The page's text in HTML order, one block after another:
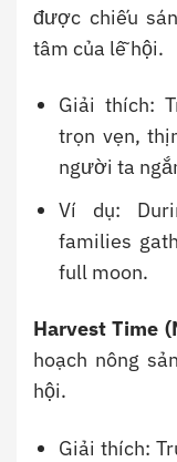
được chiếu
tâm của lễ hội.
Giải thích:
trọn vẹn,
người ta
Ví dụ:
families
full moon.
Harvest Time
hoạch nông
hội.
Giải thích: